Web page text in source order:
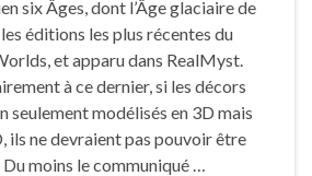
six Âges, dont l’Âge glaciaire de
éditions les plus récentes du
et apparu dans RealMyst.
à ce dernier, si les décors
seulement modélisés en 3D mais
ils ne devraient pas pouvoir être
moins le communiqué …